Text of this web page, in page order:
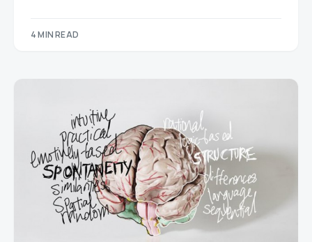
4 MIN READ